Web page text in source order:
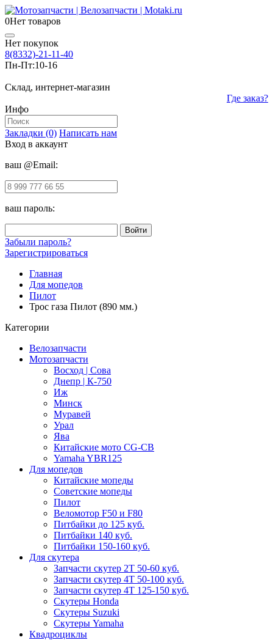
0Нет товаров
Нет покупок
8(8332)-21-11-40
Пн-Пт:10-16
Склад, интернет-магазин
Где заказ?
Инфо
Закладки (0) Написать нам
Вход в аккаунт
ваш @Email:
ваш пароль:
Забыли пароль?
Зарегистрироваться
Главная
Для мопедов
Пилот
Трос газа Пилот (890 мм.)
Категории
Велозапчасти
Мотозапчасти
Восход | Сова
Днепр | К-750
Иж
Минск
Муравей
Урал
Ява
Китайские мото CG-CB
Yamaha YBR125
Для мопедов
Китайские мопеды
Советские мопеды
Пилот
Веломотор F50 и F80
Питбайки до 125 куб.
Питбайки 140 куб.
Питбайки 150-160 куб.
Для скутера
Запчасти скутер 2Т 50-60 куб.
Запчасти скутер 4Т 50-100 куб.
Запчасти скутер 4Т 125-150 куб.
Скутеры Honda
Скутеры Suzuki
Скутеры Yamaha
Квадроциклы